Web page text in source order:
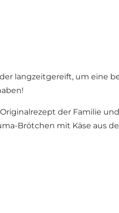
langzeitgereift, um eine
der Familie
Brötchen mit Käse aus